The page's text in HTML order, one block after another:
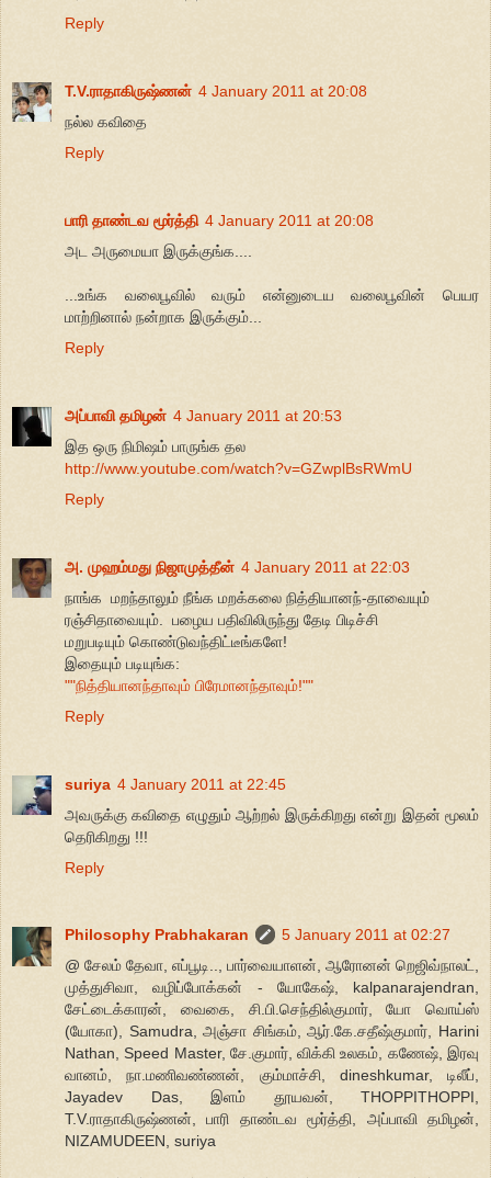
Reply
T.V.ராதாகிருஷ்ணன் 4 January 2011 at 20:08
நல்ல கவிதை
Reply
பாரி தாண்டவ மூர்த்தி 4 January 2011 at 20:08
அட அருமையா இருக்குங்க....
...உங்க வலைபூவில் வரும் என்னுடைய வலைபூவின் பெயர
மாற்றினால் நன்றாக இருக்கும்...
Reply
அப்பாவி தமிழன் 4 January 2011 at 20:53
இத ஒரு நிமிஷம் பாருங்க தல
http://www.youtube.com/watch?v=GZwplBsRWmU
Reply
அ. முஹம்மது நிஜாமுத்தீன் 4 January 2011 at 22:03
நாங்க மறந்தாலும் நீங்க மறக்கலை நித்தியானந்-தாவையும்
ரஞ்சிதாவையும். பழைய பதிவிலிருந்து தேடி பிடிச்சி
மறுபடியும் கொண்டுவந்திட்டீங்களே!
இதையும் படியுங்க:
""நித்தியானந்தாவும் பிரேமானந்தாவும்!""
Reply
suriya 4 January 2011 at 22:45
அவருக்கு கவிதை எழுதும் ஆற்றல் இருக்கிறது என்று இதன் மூலம்
தெரிகிறது !!!
Reply
Philosophy Prabhakaran
5 January 2011 at 02:27
@ சேலம் தேவா, எப்பூடி.., பார்வையாளன், ஆரோனன் றெஜிவ்நாலட்,
முத்துசிவா, வழிப்போக்கன் - யோகேஷ், kalpanarajendran,
சேட்டைக்காரன், வைகை, சி.பி.செந்தில்குமார், யோ வொய்ஸ்
(யோகா), Samudra, அஞ்சா சிங்கம், ஆர்.கே.சதீஷ்குமார், Harini
Nathan, Speed Master, சே.குமார், விக்கி உலகம், கணேஷ், இரவு
வானம், நா.மணிவண்ணன், கும்மாச்சி, dineshkumar, டிலீப்,
Jayadev Das, இளம் தூயவன், THOPPITHOPPI,
T.V.ராதாகிருஷ்ணன், பாரி தாண்டவ மூர்த்தி, அப்பாவி தமிழன்,
NIZAMUDEEN, suriya